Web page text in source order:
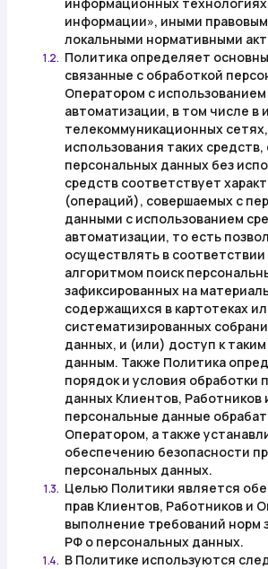
информации», иными
локальными нормативными
1.2. Политика определяет
связанные с обработкой
Оператором с
автоматизации, в том числе
телекоммуникационных
использования таких
персональных данных без
средств соответствует
(операций), совершаемых с
данными с использованием
автоматизации, то есть
осуществлять в
алгоритмом поиск
зафиксированных на
содержащихся в картотеках
систематизированных
данных, и (или) доступ к
данным. Также Политика
порядок и условия обработки
данных Клиентов, Работников
персональные данные
Оператором, а также
обеспечению безопасности
персональных данных.
1.3. Целью Политики является
прав Клиентов, Работников и
выполнение требований норм
РФ о персональных данных.
1.4. В Политике используются